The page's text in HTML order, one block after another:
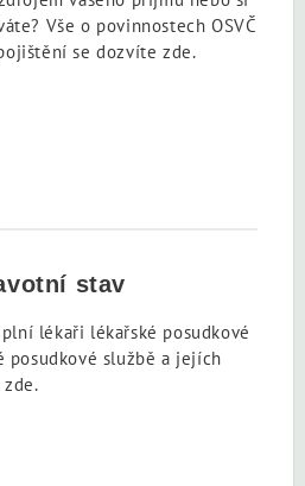
Vše o povinnostech OSVČ
se dozvíte zde.
stav
lékaři lékařské posudkové
posudkové službě a jejích